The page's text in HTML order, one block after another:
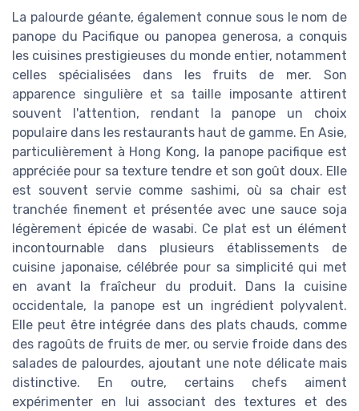
La palourde géante, également connue sous le nom de
panope du Pacifique ou panopea generosa, a conquis
les cuisines prestigieuses du monde entier, notamment
celles spécialisées dans les fruits de mer. Son
apparence singulière et sa taille imposante attirent
souvent l'attention, rendant la panope un choix
populaire dans les restaurants haut de gamme. En Asie,
particulièrement à Hong Kong, la panope pacifique est
appréciée pour sa texture tendre et son goût doux. Elle
est souvent servie comme sashimi, où sa chair est
tranchée finement et présentée avec une sauce soja
légèrement épicée de wasabi. Ce plat est un élément
incontournable dans plusieurs établissements de
cuisine japonaise, célébrée pour sa simplicité qui met
en avant la fraîcheur du produit. Dans la cuisine
occidentale, la panope est un ingrédient polyvalent.
Elle peut être intégrée dans des plats chauds, comme
des ragoûts de fruits de mer, ou servie froide dans des
salades de palourdes, ajoutant une note délicate mais
distinctive. En outre, certains chefs aiment
expérimenter en lui associant des textures et des